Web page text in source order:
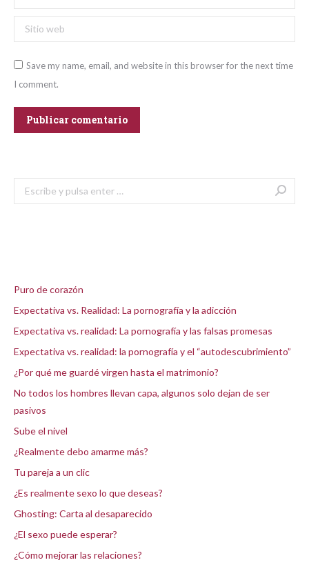
Sitio web
Save my name, email, and website in this browser for the next time
I comment.
Publicar comentario
Buscar:
Puro de corazón
Expectativa vs. Realidad: La pornografía y la adicción
Expectativa vs. realidad: La pornografía y las falsas promesas
Expectativa vs. realidad: la pornografía y el “autodescubrimiento”
¿Por qué me guardé virgen hasta el matrimonio?
No todos los hombres llevan capa, algunos solo dejan de ser
pasivos
Sube el nivel
¿Realmente debo amarme más?
Tu pareja a un clic
¿Es realmente sexo lo que deseas?
Ghosting: Carta al desaparecido
¿El sexo puede esperar?
¿Cómo mejorar las relaciones?